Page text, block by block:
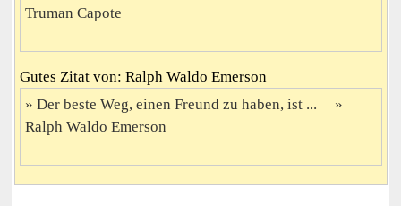
Truman Capote
Gutes Zitat von: Ralph Waldo Emerson
Der beste Weg, einen Freund zu haben, ist ...
Ralph Waldo Emerson